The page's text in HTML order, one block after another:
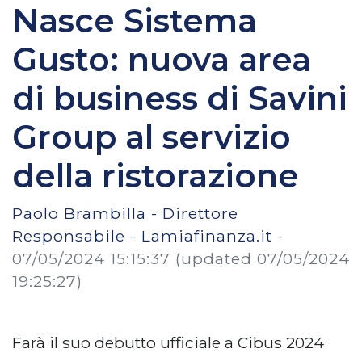
Nasce Sistema
Gusto: nuova area
di business di Savini
Group al servizio
della ristorazione
Paolo Brambilla - Direttore
Responsabile - Lamiafinanza.it -
07/05/2024 15:15:37 (updated 07/05/2024
19:25:27)
Farà il suo debutto ufficiale a Cibus 2024